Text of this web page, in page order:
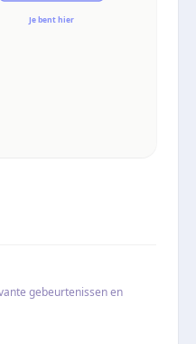
Je bent hier
gebeurtenissen en